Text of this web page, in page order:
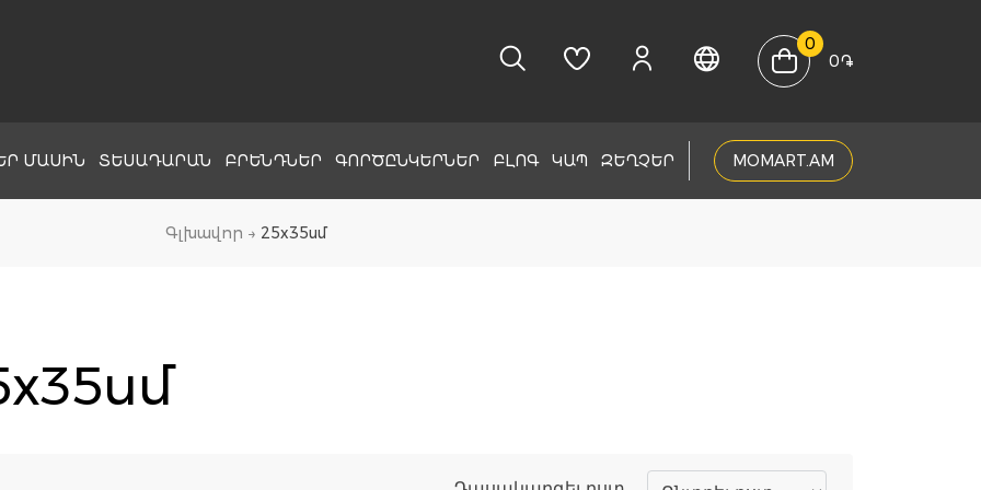
0
0֏
ՄԱՍԻՆ ՏԵՍԱԴԱՐԱՆ ԲՐԵՆԴՆԵՐ ԳՈՐԾԸՆԿԵՐՆԵՐ ԲԼՈԳ ԿԱՊ ԶԵՂՉԵՐ MOMART.AM
Գլխավոր → 25x35սմ